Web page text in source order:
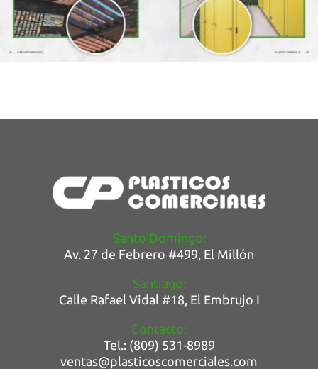
Santo Domingo:
Av. 27 de Febrero #499, El Millón
Santiago:
Calle Rafael Vidal #18, El Embrujo I
Contacto:
Tel.: (809) 531-8989
ventas@plasticoscomerciales.com